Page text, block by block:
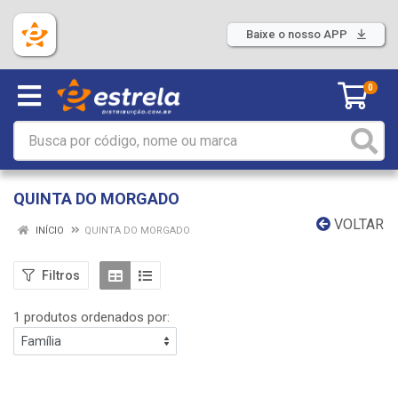
Baixe o nosso APP
0
QUINTA DO MORGADO
VOLTAR
INÍCIO QUINTA DO MORGADO
Filtros
1 produtos ordenados por: